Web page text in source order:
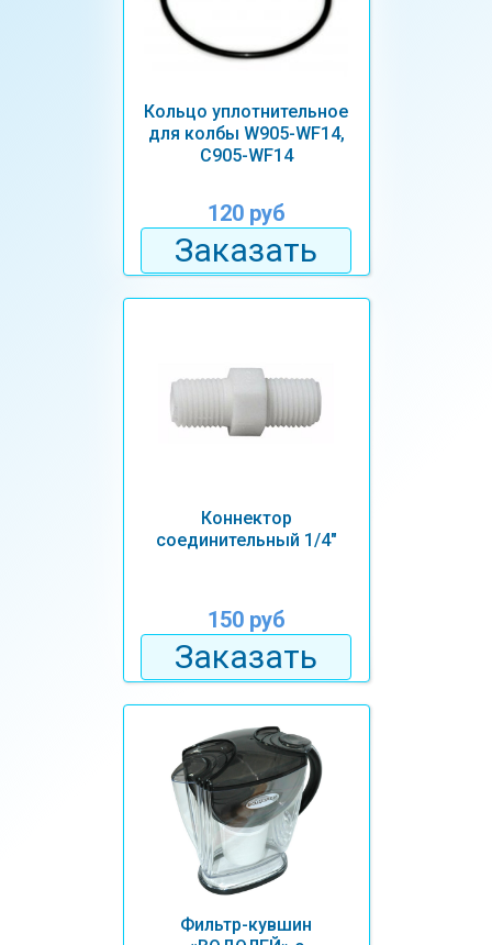
Кольцо уплотнительное
для колбы W905-WF14,
С905-WF14
120 руб
Заказать
Коннектор
соединительный 1/4″
150 руб
Заказать
Фильтр-кувшин